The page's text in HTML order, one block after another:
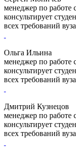
менеджер по работе
консультирует
всех требований вуза
Ольга Ильина
менеджер по работе
консультирует
всех требований вуза
Дмитрий Кузнецов
менеджер по работе
консультирует
всех требований вуза